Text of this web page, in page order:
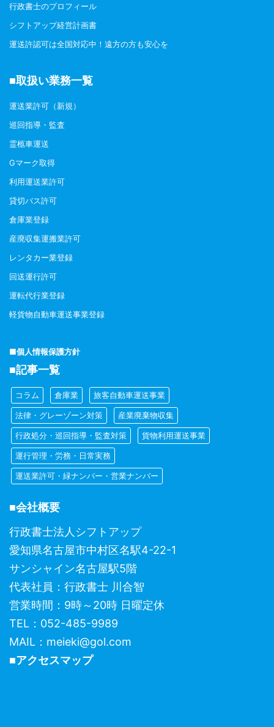
行政書士のプロフィール
シフトアップ経営計画書
運送許認可は全国対応中！遠方の方も安心を
■取扱い業務一覧
運送業許可（新規）
巡回指導・監査
霊柩車運送
Gマーク取得
利用運送業許可
貸切バス許可
倉庫業登録
産廃収集運搬業許可
レンタカー業登録
回送運行許可
運転代行業登録
軽貨物自動車運送事業登録
■個人情報保護方針
■記事一覧
コラム 倉庫業 旅客自動車運送事業
法律・グレーゾーン対策 産業廃棄物収集
行政処分・巡回指導・監査対策 貨物利用運送事業
運行管理・労務・日常実務
運送業許可・緑ナンバー・営業ナンバー
■会社概要
行政書士法人シフトアップ
愛知県名古屋市中村区名駅4-22-1
サンシャイン名古屋駅5階
代表社員：行政書士 川合智
営業時間：9時～20時 日曜定休
TEL：052-485-9989
MAIL：meieki@gol.com
■アクセスマップ